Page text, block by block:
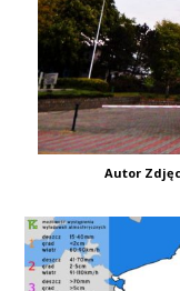
Autor